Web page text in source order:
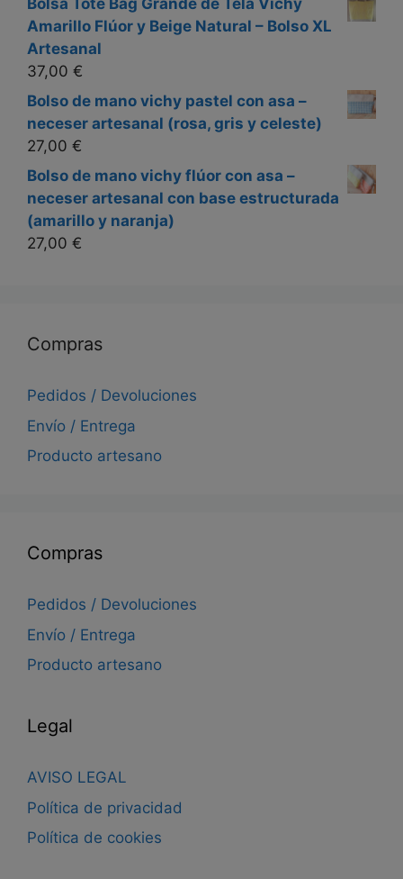
Bolsa Tote Bag Grande de Tela Vichy
Amarillo Flúor y Beige Natural – Bolso XL
Artesanal
37,00 €
Bolso de mano vichy pastel con asa –
neceser artesanal (rosa, gris y celeste)
27,00 €
Bolso de mano vichy flúor con asa –
neceser artesanal con base estructurada
(amarillo y naranja)
27,00 €
Compras
Pedidos / Devoluciones
Envío / Entrega
Producto artesano
Compras
Pedidos / Devoluciones
Envío / Entrega
Producto artesano
Legal
AVISO LEGAL
Política de privacidad
Política de cookies